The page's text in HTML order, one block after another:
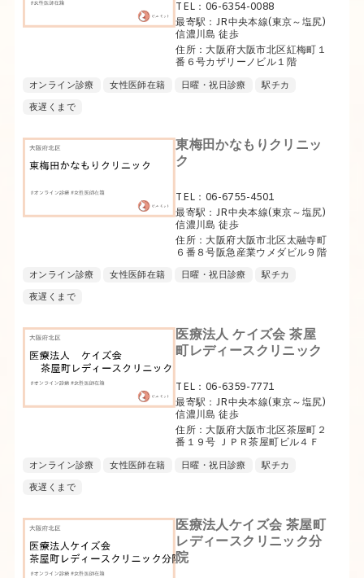
TEL：06-6354-0088
最寄駅：JR中央本線(東京～塩尻)
信濃川島 徒歩
住所：大阪府大阪市北区紅梅町１
番６号カザリーノビル１階
オンライン診療 女性医師在籍 日曜・祝日診療
駅チカ
夜遅くまで
東梅田かなもりクリニッ
ク
TEL：06-6755-4501
最寄駅：JR中央本線(東京～塩尻)
信濃川島 徒歩
住所：大阪府大阪市北区太融寺町
６番８号阪急産業ウメダビル９階
オンライン診療 女性医師在籍 日曜・祝日診療
駅チカ
夜遅くまで
医療法人 ケイズ会 茶屋
町レディースクリニック
TEL：06-6359-7771
最寄駅：JR中央本線(東京～塩尻)
信濃川島 徒歩
住所：大阪府大阪市北区茶屋町２
番１９号 ＪＰＲ茶屋町ビル４Ｆ
オンライン診療 女性医師在籍 日曜・祝日診療
駅チカ
夜遅くまで
医療法人ケイズ会 茶屋町
レディースクリニック分
院